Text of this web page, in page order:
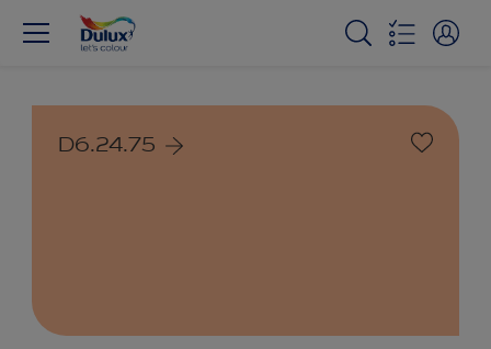
D6.24.75